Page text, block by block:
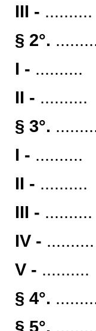
III - ..........
§ 2°.
I - ..........
II - ..........
§ 3°.
I - ..........
II - ..........
III - ..........
IV - ..........
V - ..........
§ 4°.
§ 5°.